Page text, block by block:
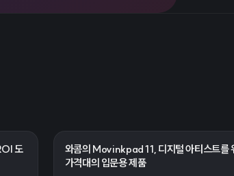
도
와콤의 Movinkpad 11, 디지털 아티스트를
가격대의 입문용 제품